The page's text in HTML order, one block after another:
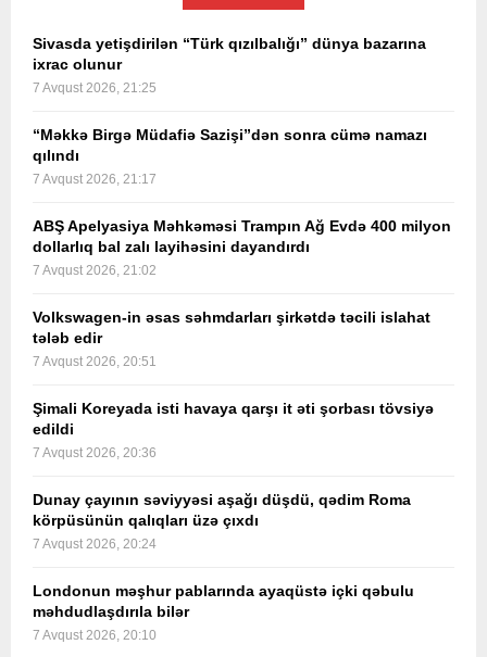
Sivasda yetişdirilən “Türk qızılbalığı” dünya bazarına
ixrac olunur
7 Avqust 2026, 21:25
“Məkkə Birgə Müdafiə Sazişi”dən sonra cümə namazı
qılındı
7 Avqust 2026, 21:17
ABŞ Apelyasiya Məhkəməsi Trampın Ağ Evdə 400 milyon
dollarlıq bal zalı layihəsini dayandırdı
7 Avqust 2026, 21:02
Volkswagen-in əsas səhmdarları şirkətdə təcili islahat
tələb edir
7 Avqust 2026, 20:51
Şimali Koreyada isti havaya qarşı it əti şorbası tövsiyə
edildi
7 Avqust 2026, 20:36
Dunay çayının səviyyəsi aşağı düşdü, qədim Roma
körpüsünün qalıqları üzə çıxdı
7 Avqust 2026, 20:24
Londonun məşhur pablarında ayaqüstə içki qəbulu
məhdudlaşdırıla bilər
7 Avqust 2026, 20:10